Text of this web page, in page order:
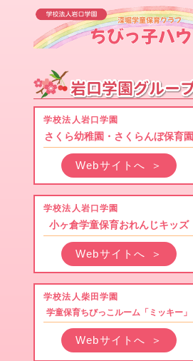
学校法人岩口学園
さくら幼稚園・さくらんぼ保育園
Webサイトへ ＞
学校法人岩口学園
小ヶ倉学童保育おれんじキッズ
Webサイトへ ＞
学校法人柴田学園
学童保育ちびっこルーム「ミッキー」
Webサイトへ ＞